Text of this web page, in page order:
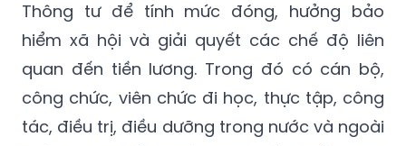
lương theo Nghị định số 204/2004/NĐ-CP.
Một số nhóm khác cũng được áp dụng
Thông tư để tính mức đóng, hưởng bảo
hiểm xã hội và giải quyết các chế độ liên
quan đến tiền lương. Trong đó có cán bộ,